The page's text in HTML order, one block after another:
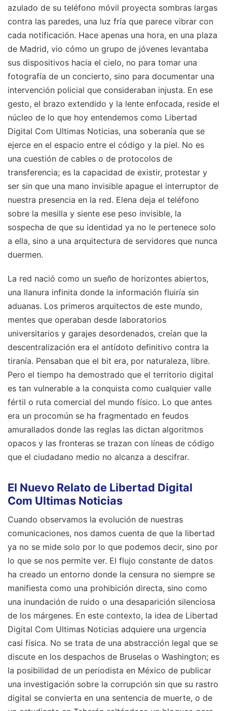
azulado de su teléfono móvil proyecta sombras largas
contra las paredes, una luz fría que parece vibrar con
cada notificación. Hace apenas una hora, en una plaza
de Madrid, vio cómo un grupo de jóvenes levantaba
sus dispositivos hacia el cielo, no para tomar una
fotografía de un concierto, sino para documentar una
intervención policial que consideraban injusta. En ese
gesto, el brazo extendido y la lente enfocada, reside el
núcleo de lo que hoy entendemos como Libertad
Digital Com Ultimas Noticias, una soberanía que se
ejerce en el espacio entre el código y la piel. No es
una cuestión de cables o de protocolos de
transferencia; es la capacidad de existir, protestar y
ser sin que una mano invisible apague el interruptor de
nuestra presencia en la red. Elena deja el teléfono
sobre la mesilla y siente ese peso invisible, la
sospecha de que su identidad ya no le pertenece solo
a ella, sino a una arquitectura de servidores que nunca
duermen.
La red nació como un sueño de horizontes abiertos,
una llanura infinita donde la información fluiría sin
aduanas. Los primeros arquitectos de este mundo,
mentes que operaban desde laboratorios
universitarios y garajes desordenados, creían que la
descentralización era el antídoto definitivo contra la
tiranía. Pensaban que el bit era, por naturaleza, libre.
Pero el tiempo ha demostrado que el territorio digital
es tan vulnerable a la conquista como cualquier valle
fértil o ruta comercial del mundo físico. Lo que antes
era un procomún se ha fragmentado en feudos
amurallados donde las reglas las dictan algoritmos
opacos y las fronteras se trazan con líneas de código
que el ciudadano medio no alcanza a descifrar.
El Nuevo Relato de Libertad Digital
Com Ultimas Noticias
Cuando observamos la evolución de nuestras
comunicaciones, nos damos cuenta de que la libertad
ya no se mide solo por lo que podemos decir, sino por
lo que se nos permite ver. El flujo constante de datos
ha creado un entorno donde la censura no siempre se
manifiesta como una prohibición directa, sino como
una inundación de ruido o una desaparición silenciosa
de los márgenes. En este contexto, la idea de Libertad
Digital Com Ultimas Noticias adquiere una urgencia
casi física. No se trata de una abstracción legal que se
discute en los despachos de Bruselas o Washington; es
la posibilidad de un periodista en México de publicar
una investigación sobre la corrupción sin que su rastro
digital se convierta en una sentencia de muerte, o de